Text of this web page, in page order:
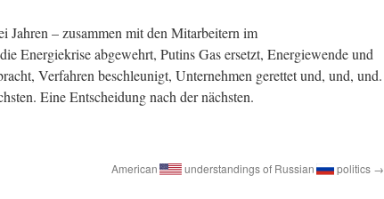
Jahren – zusammen mit den Mitarbeitern im
Energiekrise abgewehrt, Putins Gas ersetzt, Energiewende und
Verfahren beschleunigt, Unternehmen gerettet und, und, und.
Eine Entscheidung nach der nächsten.
American understandings of Russian politics →